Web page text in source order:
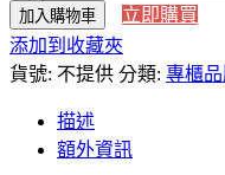
本
直
送】
本
境
加入購物車
立即購買
添加到收藏夾
貨號: 不提供 分類: 專櫃
描述
額外資訊